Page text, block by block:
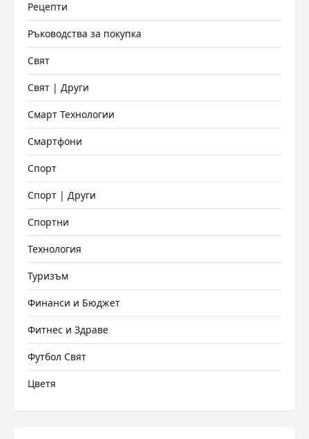
Рецепти
Ръководства за покупка
Свят
Свят | Други
Смарт Технологии
Смартфони
Спорт
Спорт | Други
Спортни
Технология
Туризъм
Финанси и Бюджет
Фитнес и Здраве
Футбол Свят
Цветя